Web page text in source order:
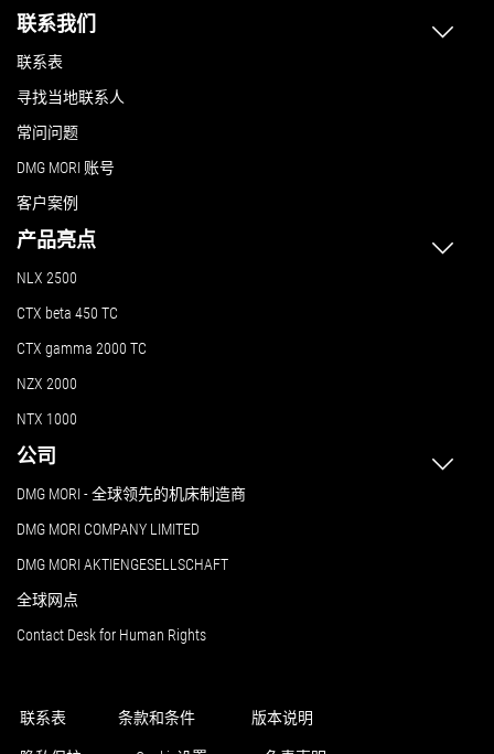
联系我们
联系表
寻找当地联系人
常问问题
DMG MORI 账号
客户案例
产品亮点
NLX 2500
CTX beta 450 TC
CTX gamma 2000 TC
NZX 2000
NTX 1000
公司
DMG MORI - 全球领先的机床制造商
DMG MORI COMPANY LIMITED
DMG MORI AKTIENGESELLSCHAFT
全球网点
Contact Desk for Human Rights
联系表 条款和条件 版本说明